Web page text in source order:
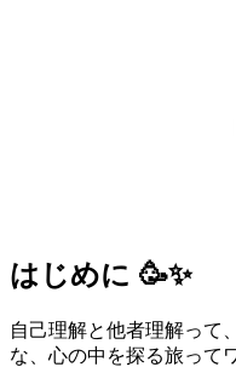
はじめに 🥳✨
自己理解と他者理解って
な、心の中を探る旅って